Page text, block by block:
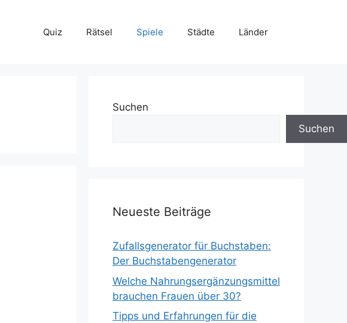
Quiz Rätsel Spiele Städte Länder
Suchen
Suchen
Neueste Beiträge
Zufallsgenerator für Buchstaben:
Der Buchstabengenerator
Welche Nahrungsergänzungsmittel
brauchen Frauen über 30?
Tipps und Erfahrungen für die